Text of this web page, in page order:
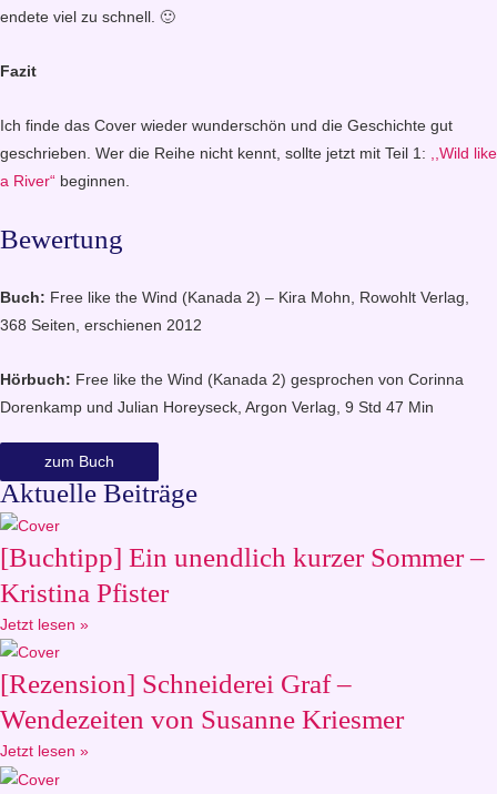
endete viel zu schnell. 🙂
Fazit
Ich finde das Cover wieder wunderschön und die Geschichte gut
geschrieben. Wer die Reihe nicht kennt, sollte jetzt mit Teil 1:
,,Wild like
a River“ beginnen.
Bewertung
Buch: Free like the Wind (Kanada 2) – Kira Mohn, Rowohlt Verlag,
368 Seiten, erschienen 2012
Hörbuch: Free like the Wind (Kanada 2) gesprochen von Corinna
Dorenkamp und Julian Horeyseck, Argon Verlag, 9 Std 47 Min
zum Buch
Aktuelle Beiträge
[Buchtipp] Ein unendlich kurzer Sommer –
Kristina Pfister
Jetzt lesen »
[Rezension] Schneiderei Graf –
Wendezeiten von Susanne Kriesmer
Jetzt lesen »